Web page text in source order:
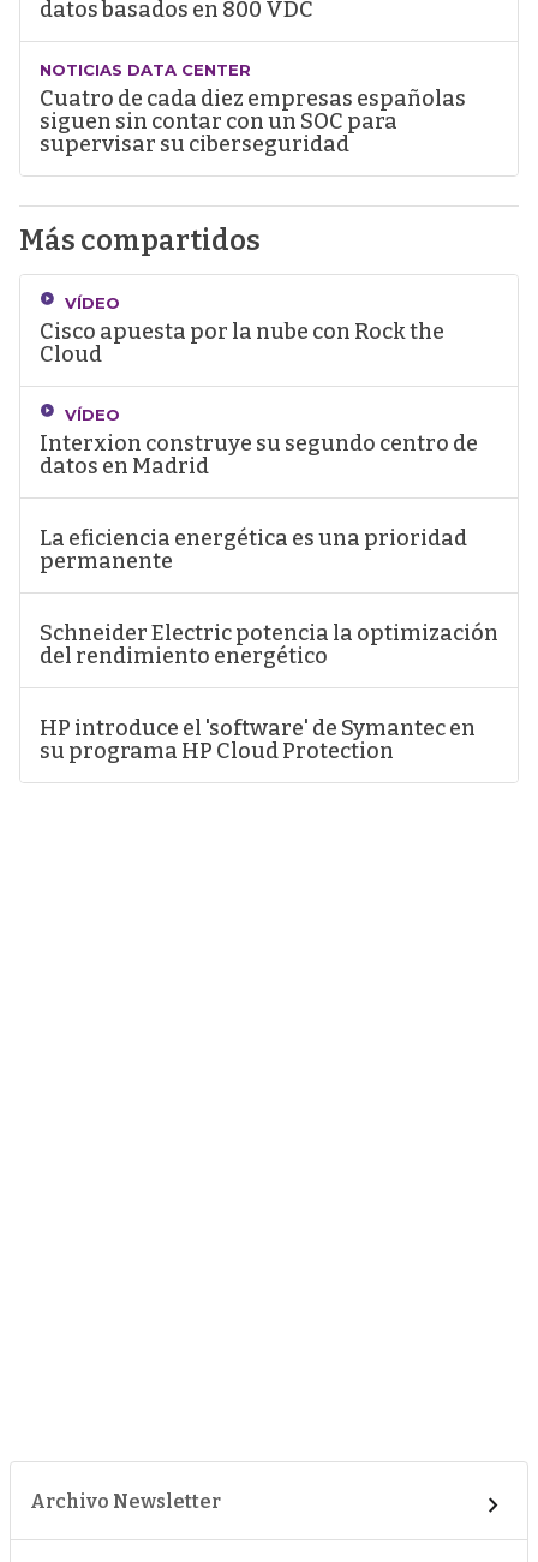
datos basados en 800 VDC
NOTICIAS DATA CENTER
Cuatro de cada diez empresas españolas
siguen sin contar con un SOC para
supervisar su ciberseguridad
Más compartidos
VÍDEO
Cisco apuesta por la nube con Rock the
Cloud
VÍDEO
Interxion construye su segundo centro de
datos en Madrid
La eficiencia energética es una prioridad
permanente
Schneider Electric potencia la optimización
del rendimiento energético
HP introduce el 'software' de Symantec en
su programa HP Cloud Protection
Archivo Newsletter